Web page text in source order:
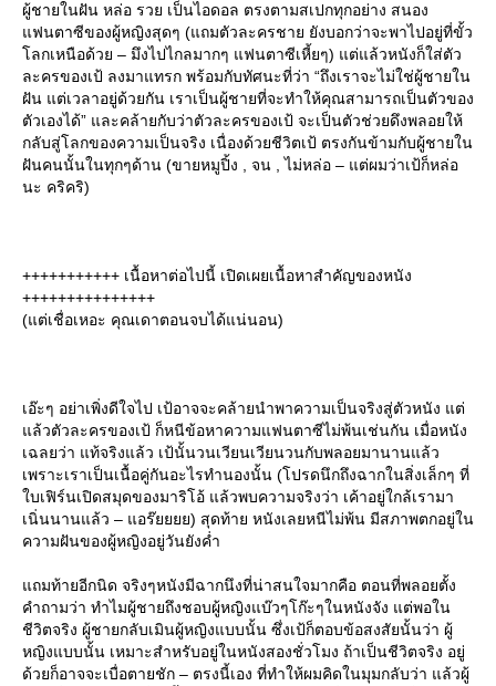
ผู้ชายในฝัน หล่อ รวย เป็นไอดอล ตรงตามสเปกทุกอย่าง สนอง
ฟนตาซีของผู้หญิงสุดๆ (แถมตัวละครชาย ยังบอกว่าจะพาไปอยู่ที่ขั้ว
ลกเหนือด้วย – มึงไปไกลมากๆ แฟนตาซีเหี้ยๆ) แต่แล้วหนังก็ใส่ตัว
ละครของเป้ ลงมาแทรก พร้อมกับทัศนะที่ว่า “ถึงเราจะไม่ใช่ผู้ชายใน
ฝัน แต่เวลาอยู่ด้วยกัน เราเป็นผู้ชายที่จะทำให้คุณสามารถเป็นตัวของ
ตัวเองได้” และคล้ายกับว่าตัวละครของเป้ จะเป็นตัวช่วยดึงพลอยให้
กลับสู่โลกของความเป็นจริง เนื่องด้วยชีวิตเป้ ตรงกันข้ามกับผู้ชายใน
ฝันคนนั้นในทุกๆด้าน (ขายหมูปิ้ง , จน , ไม่หล่อ – แต่ผมว่าเป้ก็หล่อ
นะ คริคริ)
+++++++++++ เนื้อหาต่อไปนี้ เปิดเผยเนื้อหาสำคัญของหนัง
+++++++++++++++
(แต่เชื่อเหอะ คุณเดาตอนจบได้แน่นอน)
เอ๊ะๆ อย่าเพิ่งดีใจไป เป้อาจจะคล้ายนำพาความเป็นจริงสู่ตัวหนัง แต่
ล้วตัวละครของเป้ ก็หนีข้อหาความแฟนตาซีไม่พ้นเช่นกัน เมื่อหนัง
เฉลยว่า แท้จริงแล้ว เป้นั้นวนเวียนเวียนวนกับพลอยมานานแล้ว
เพราะเราเป็นเนื้อคู่กันอะไรทำนองนั้น (โปรดนึกถึงฉากในสิ่งเล็กๆ ที่
บเฟิร์นเปิดสมุดของมาริโอ้ แล้วพบความจริงว่า เค้าอยู่ใกล้เรามา
เนิ่นนานแล้ว – แอร๊ยยยย) สุดท้าย หนังเลยหนีไม่พ้น มีสภาพตกอยู่ใน
ความฝันของผู้หญิงอยู่วันยังค่ำ
ถมท้ายอีกนิด จริงๆหนังมีฉากนึงที่น่าสนใจมากคือ ตอนที่พลอยตั้ง
คำถามว่า ทำไมผู้ชายถึงชอบผู้หญิงแบ๊วๆโก๊ะๆในหนังจัง แต่พอใน
ชีวิตจริง ผู้ชายกลับเมินผู้หญิงแบบนั้น ซึ่งเป้ก็ตอบข้อสงสัยนั้นว่า ผู้
หญิงแบบนั้น เหมาะสำหรับอยู่ในหนังสองชั่วโมง ถ้าเป็นชีวิตจริง อยู่
ด้วยก็อาจจะเบื่อตายชัก – ตรงนี้เอง ที่ทำให้ผมคิดในมุมกลับว่า แล้วผู้